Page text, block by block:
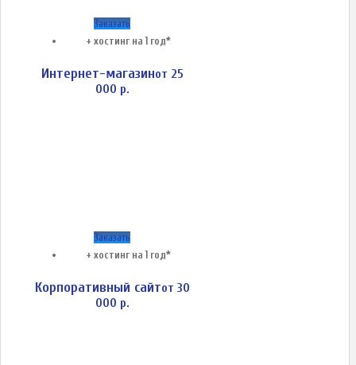
Заказать
+ хостинг на 1 год*
Интернет-магазинот 25
000 р.
Заказать
+ хостинг на 1 год*
Корпоративный сайтот 30
000 р.